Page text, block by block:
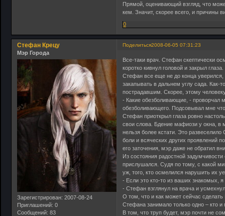
Прямой, оценивающий взгляд, что
кем. Значит, скорее всего, и причины
0
Поделиться2008-06-05 07:31:23
Стефан Крецу
Мэр Города
Зарегистрирован: 2007-08-24
Приглашений: 0
Сообщений: 83
Все-таки врач. Стефан скептически
коротко кивнул головой и закрыл
Стефан все еще не до конца уверился,
закапывать в дальнем углу сада. Как-
пострадавшим. Скорее, этому
- Какие обезболивающие, - проворчал
обезболивающего. Подсовывал мне
Стефан приоткрыл глаза ровно
свои слова. Бдение мафиози у окна, в
нельзя более кстати. Это
боли и всяческих других проявлений
его заточения, мэр даже не обратил
Из состояния радостной
прислушался. Судя по тому, с какой
уж, того, кто осмелился нарушить их
- Если это кто-то из ваших знакомых,
- Стефан взглянул на врача и
О том, что и как может сейчас
Стефана занимало только одно – кто и
В том, что труп будет, мэр почти не